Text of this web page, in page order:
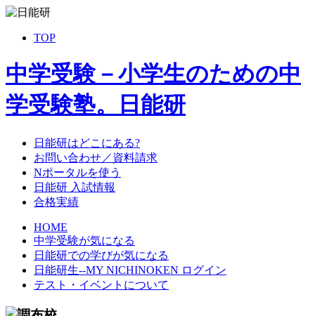
TOP
中学受験－小学生のための中
学受験塾。日能研
日能研はどこにある?
お問い合わせ／資料請求
Nポータルを使う
日能研 入試情報
合格実績
HOME
中学受験が気になる
日能研での学びが気になる
日能研生--MY NICHINOKEN ログイン
テスト・イベントについて